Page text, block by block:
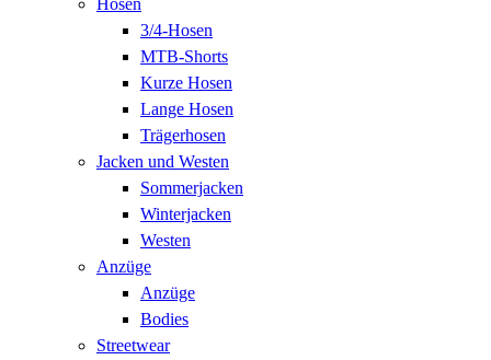
3/4-Hosen
MTB-Shorts
Kurze Hosen
Lange Hosen
Trägerhosen
Jacken und Westen
Sommerjacken
Winterjacken
Westen
Anzüge
Anzüge
Bodies
Streetwear